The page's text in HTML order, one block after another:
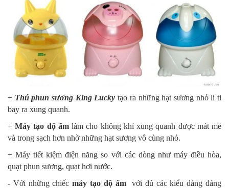
+ Thú phun sương King Lucky tạo ra những hạt sương nhỏ li ti
bay ra xung quanh.
+Máy tạo độ ẩmlàm cho không khí xung quanh được mát mẻ
và trong sạch hơn nhờ những hạt sương vô cùng nhỏ.
+ Máy tiết kiệm điện năng so với các dòng như máy điều hòa,
quạt phun sương, quạt hơi nước.
- Với những chiếcmáy tạo độ ẩm
với đủ các kiểu dáng đáng